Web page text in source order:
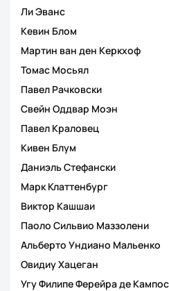
Ли Эванс
Кевин Блом
Мартин ван ден Керкхоф
Томас Мосьял
Павел Рачковски
Свейн Оддвар Моэн
Павел Краловец
Кивен Блум
Даниэль Стефански
Марк Клаттенбург
Виктор Кашшаи
Паоло Сильвио Маззолени
Альберто Ундиано Мальенко
Овидиу Хацеган
Угу Филипе Ферейра де